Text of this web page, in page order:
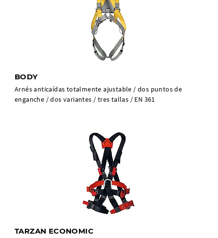
BODY
Arnés anticaídas totalmente ajustable / dos puntos de
enganche / dos variantes / tres tallas / EN 361
TARZAN ECONOMIC